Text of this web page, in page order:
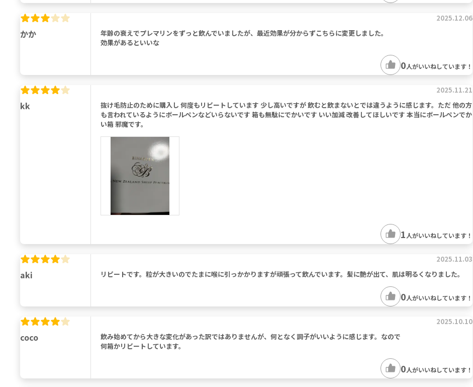
かか
2025.12.06
年齢の衰えでプレマリンをずっと飲んでいましたが、最近効果が分からずこちらに変更しました。
効果があるといいな
0人がいいねしています！
kk
2025.11.21
抜け毛防止のために購入し 何度もリピートしています 少し高いですが 飲むと飲まないとでは違うように感じます。ただ 他の方
も言われているようにボールペンなどいらないです 箱も無駄にでかいです いい加減 改善してほしいです 本当にボールペンでか
い箱 邪魔です。
1 人がいいねしています！
aki
2025.11.03
リピートです。粒が大きいのでたまに喉に引っかかりますが頑張って飲んでいます。髪に艶が出て、肌は明るくなりました。
0人がいいねしています！
coco
2025.10.10
飲み始めてから大きな変化があった訳ではありませんが、何となく調子がいいように感じます。なので
何箱かリピートしています。
0人がいいねしています！